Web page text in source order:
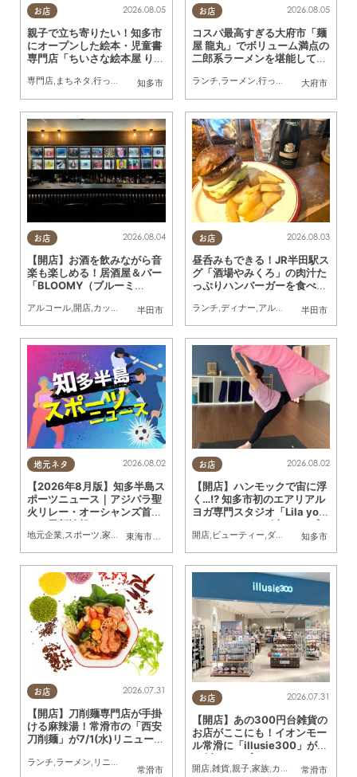
お店
知多市
2026.08.05
親子で立ち寄りたい！知多市
にオープンした絵本・児童書
専門店「ちいさな絵本屋 りっ
専門店, まちネタ ,行ってみたレポ ,親子 家族,おひとりさま
お店
大府市
2026.08.05
コスパ最高すぎる大府市「麺
屋 龍丸」でボリューム満点の
二郎系ラーメンを堪能してき
ランチ,ラーメン,行ってみたレポ ,おひと
お店
半田市
2026.08.04
【開店】お酒を飲みながら音
楽も楽しめる！居酒屋＆バー
「BLOOMY（ブルーミ
ープン
アルコール,開店,カップル おひとりさま 友人
お店
半田市
2026.08.03
昼呑みもできる！JR半田駅ス
グ「酒場やみくろ」の肉汁た
っぷりハンバーガーを食べて
ランチ,ディナー,アルコール ,パン,行って
地元ネタ
東海市
,大府市 知多市, 東浦町,阿久比町,半田市,常滑市
2026.08.02
【2026年8月版】知多半島ス
ポーツニュース｜アジパラ聖
火リレー・オーシャンズ首位
など最新情報まとめ
地元企業,スポーツ,家族 おひとりさま 友人,トレンド
お店
知多市
2026.08.02
【開店】ハンモックで宙に浮
く…!? 知多市初のエアリアル
ヨガ専門スタジオ「Lila yog
a studio」が8/1(土)オープン
／ちたまる広告
開店, ビューティー,ダイエット ,健康
お店
常滑市
2026.07.31
【開店】刀削麺専門店が手掛
ける麻辣湯！常滑市の「西安
刀削麺」が7/1(水)リニューア
ランチ ラーメン リニューアル
お店
常滑市
2026.07.31
【開店】あの300円台雑貨の
お店がここにも！イオンモー
ル常滑に「illusie300」が7/
17(金)オープン
開店, 雑貨, 親子, 家族, カップル ,おひとりさ